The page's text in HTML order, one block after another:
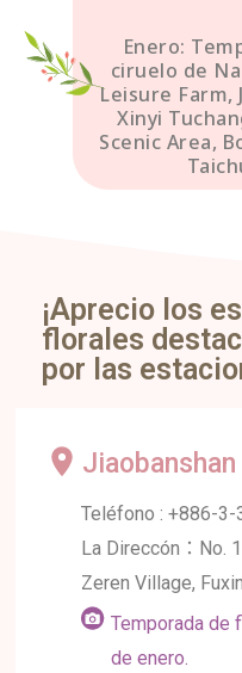
Enero:
ciruelo de
Leisure Farm,
Xinyi
Scenic Area,
¡Aprecio los
florales
por las
Teléfono : +886-3-
La Direccón：No.
Zeren Village,
Temporada de
de enero.